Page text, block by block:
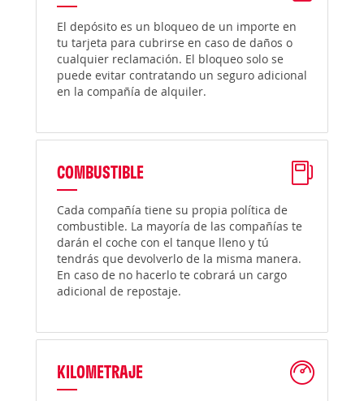
El depósito es un bloqueo de un importe en
tu tarjeta para cubrirse en caso de daños o
cualquier reclamación. El bloqueo solo se
puede evitar contratando un seguro adicional
en la compañía de alquiler.
COMBUSTIBLE
Cada compañía tiene su propia política de
combustible. La mayoría de las compañías te
darán el coche con el tanque lleno y tú
tendrás que devolverlo de la misma manera.
En caso de no hacerlo te cobrará un cargo
adicional de repostaje.
KILOMETRAJE